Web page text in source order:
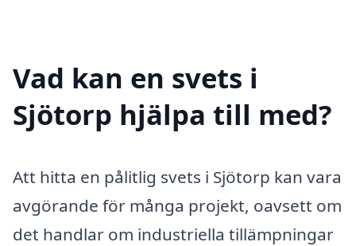
Vad kan en svets i
Sjötorp hjälpa till med?
Att hitta en pålitlig svets i Sjötorp kan vara
avgörande för många projekt, oavsett om
det handlar om industriella tillämpningar